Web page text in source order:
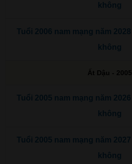
không
Tuổi 2006 nam mạng năm
không
Ất Dậu - 2005
Tuổi 2005 nam mạng năm
không
Tuổi 2005 nam mạng năm
không